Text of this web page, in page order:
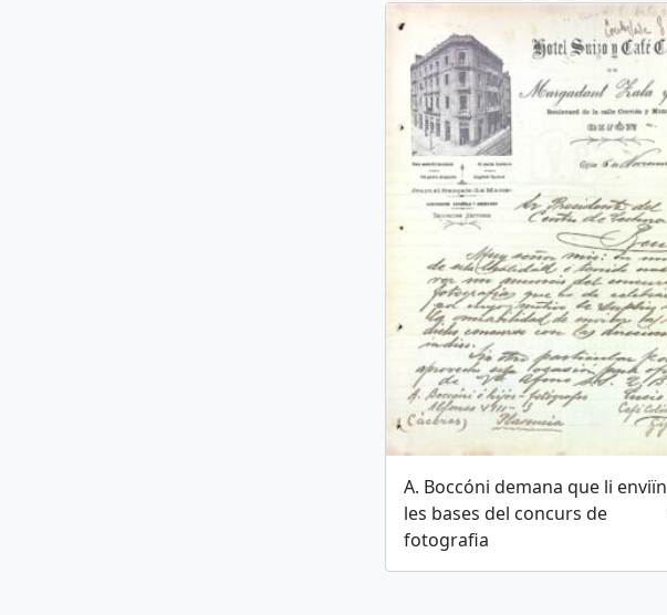
A. Boccóni demana que li enviïn
les bases del concurs de
fotografia